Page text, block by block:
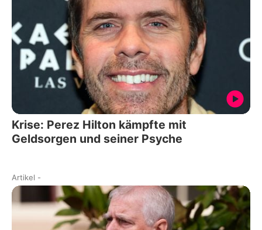
Krise: Perez Hilton kämpfte mit
Geldsorgen und seiner Psyche
Artikel -